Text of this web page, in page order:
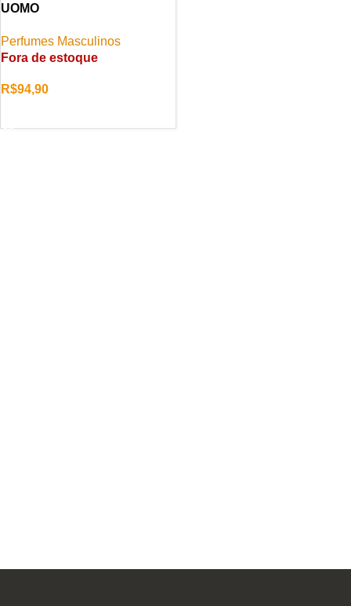
UOMO
Perfumes Masculinos
Fora de estoque
R$94,90